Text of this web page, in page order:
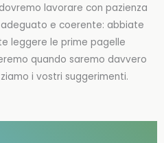
lavorare con pazienza
e coerente: abbiate
leggere le prime pagelle
quando saremo davvero
i vostri suggerimenti.